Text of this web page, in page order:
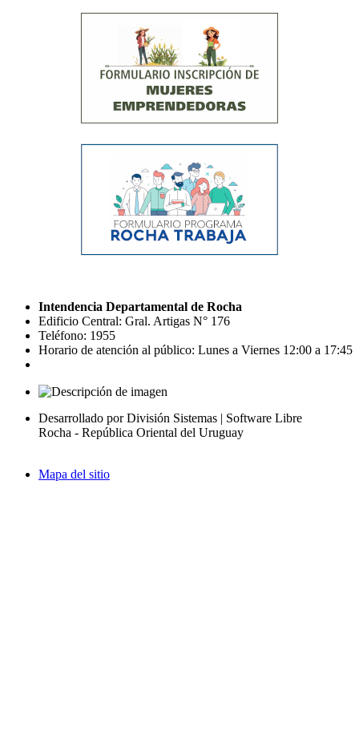
Intendencia Departamental de Rocha
Edificio Central: Gral. Artigas N° 176
Teléfono: 1955
Horario de atención al público: Lunes a Viernes 12:00 a 17:45
Desarrollado por División Sistemas | Software Libre
Rocha - República Oriental del Uruguay
Mapa del sitio